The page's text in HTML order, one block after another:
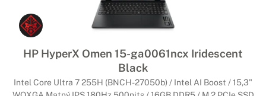
HP HyperX Omen 15-ga0061ncx Iridescent
Black
Intel Core Ultra 7 255H (BNCH-27050b) / Intel AI Boost / 15,3"